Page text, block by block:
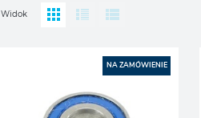
Widok
NA ZAMÓWIENIE